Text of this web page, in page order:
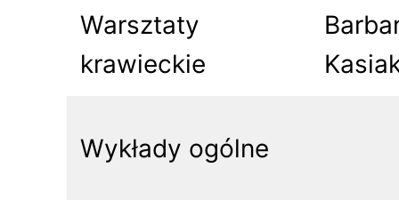
Warsztaty
krawieckie
Wykłady ogólne